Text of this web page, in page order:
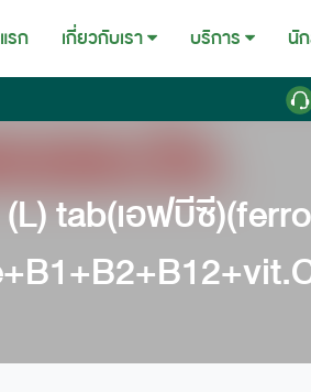
รก เกี่ยวกับเรา บริการ นั
tab(เอฟบีซี